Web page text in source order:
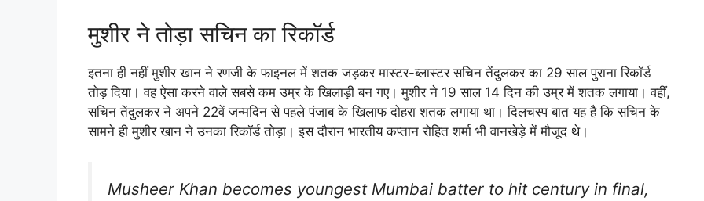
मुशीर ने तोड़ा सचिन का रिकॉर्ड
इतना ही नहीं मुशीर खान ने रणजी के फाइनल में शतक जड़कर मास्टर-ब्लास्टर सचिन तेंदुलकर का 29 साल पुराना रिकॉर्ड
तोड़ दिया। वह ऐसा करने वाले सबसे कम उम्र के खिलाड़ी बन गए। मुशीर ने 19 साल 14 दिन की उम्र में शतक लगाया। वहीं,
सचिन तेंदुलकर ने अपने 22वें जन्मदिन से पहले पंजाब के खिलाफ दोहरा शतक लगाया था। दिलचस्प बात यह है कि सचिन के
सामने ही मुशीर खान ने उनका रिकॉर्ड तोड़ा। इस दौरान भारतीय कप्तान रोहित शर्मा भी वानखेड़े में मौजूद थे।
Musheer Khan becomes youngest Mumbai batter to hit century in final,